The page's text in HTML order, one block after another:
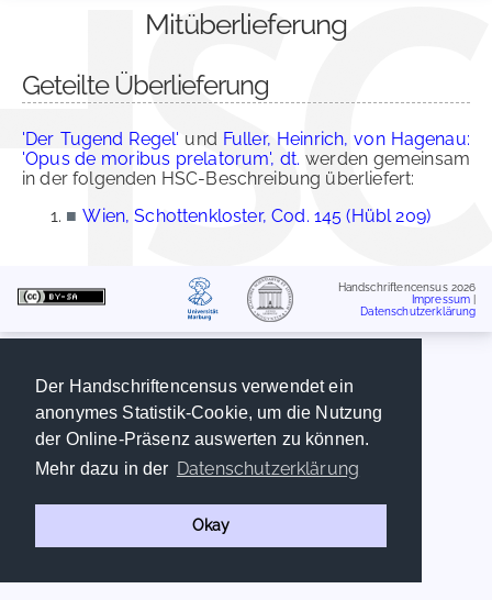
Der Handschriftencensus verwendet ein
anonymes Statistik-Cookie, um die Nutzung
der Online-Präsenz auswerten zu können.
Mehr dazu in der Datenschutzerklärung
Okay
Mitüberlieferung
Geteilte Überlieferung
'Der Tugend Regel' und Fuller, Heinrich, von Hagenau:
'Opus de moribus prelatorum', dt. werden gemeinsam
in der folgenden HSC-Beschreibung überliefert:
■ Wien, Schottenkloster, Cod. 145 (Hübl 209)
Handschriftencensus 2026
Impressum
Datenschutzerklärung